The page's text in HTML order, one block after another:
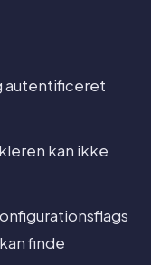
autentificeret
kan ikke
finde